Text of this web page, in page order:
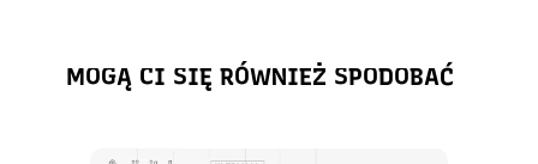
MOGĄ CI SIĘ RÓWNIEŻ SPODOBAĆ